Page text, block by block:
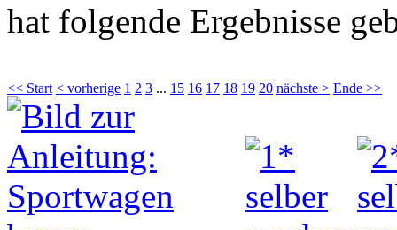
hat folgende Ergebnisse
<< Start < vorherige 1 2 3 ... 15 16 17 18 19 20 nächste > Ende >>